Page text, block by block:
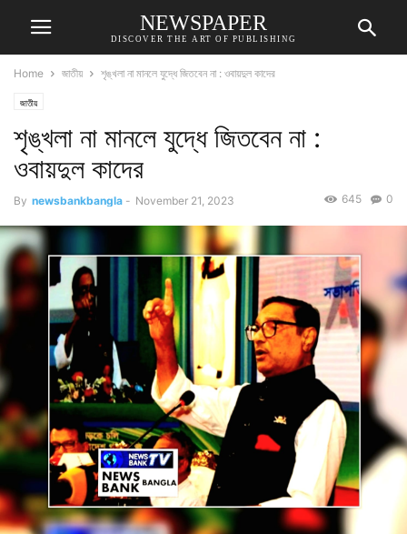
NEWSPAPER
DISCOVER THE ART OF PUBLISHING
Home জাতীয় শৃঙ্খলা না মানলে যুদ্ধে জিতবেন না : ওবায়দুল কাদের
জাতীয়
শৃঙ্খলা না মানলে যুদ্ধে জিতবেন না :
ওবায়দুল কাদের
By newsbankbangla - November 21, 2023 0
645